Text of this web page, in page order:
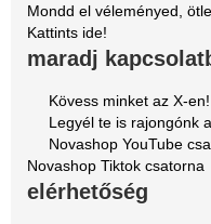
Mondd el véleményed,
Kattints ide!
maradj
Kövess minket az X-en!
Legyél te is rajongónk
Novashop YouTube
Novashop Tiktok csatorna
elérhetőség